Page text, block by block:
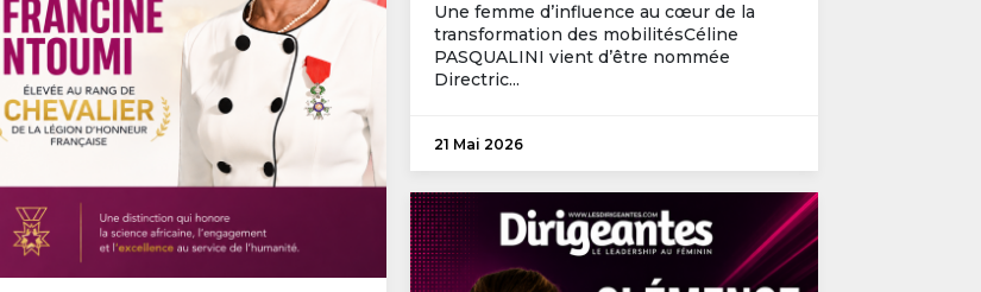
Une femme d’influence au cœur de la
transformation des mobilitésCéline
PASQUALINI vient d’être nommée
Directric...
21 Mai 2026